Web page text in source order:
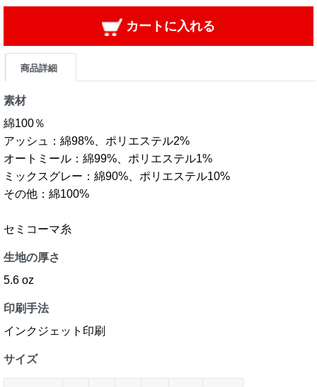
カートに入れる
商品詳細
素材
綿100％
アッシュ：綿98%、ポリエステル2%
オートミール：綿99%、ポリエステル1%
ミックスグレー：綿90%、ポリエステル10%
その他：綿100%
セミコーマ糸
生地の厚さ
5.6 oz
印刷手法
インクジェット印刷
サイズ